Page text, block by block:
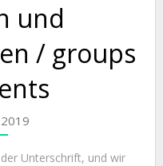
und
/ groups
Unterschrift, und wir